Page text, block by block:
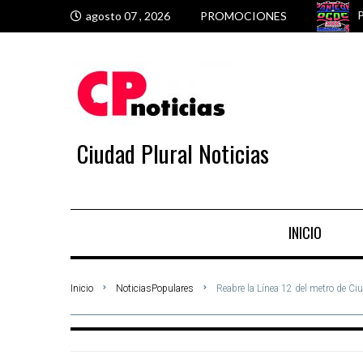
agosto 07 , 2026 PROMOCIONES
Ciudad Plural Noticias
INICIO
Inicio NoticiasPopulares Reabre la Línea 12 del metro de